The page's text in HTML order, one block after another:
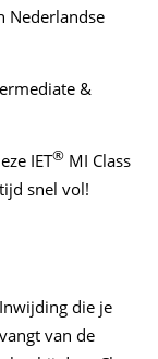
Nederlandse
&
IET® MI Class
snel vol!
die je
van de